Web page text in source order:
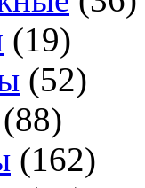
(19)
(52)
(88)
(162)